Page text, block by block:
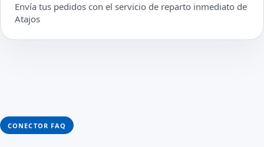
Envía tus pedidos con el servicio de reparto inmediato de
Atajos
CONECTOR FAQ